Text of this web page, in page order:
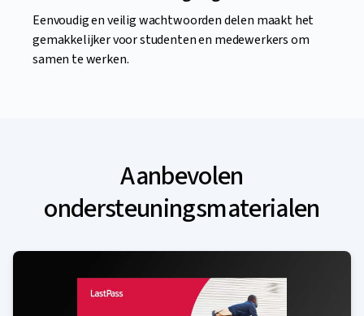
Eenvoudig en veilig wachtwoorden delen maakt het
gemakkelijker voor studenten en medewerkers om
samen te werken.
Aanbevolen
ondersteuningsmaterialen